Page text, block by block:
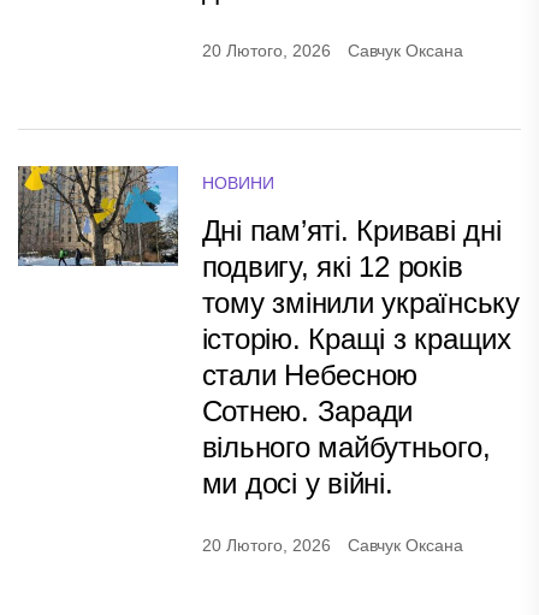
20 Лютого, 2026 Савчук Оксана
НОВИНИ
Дні пам’яті. Криваві дні
подвигу, які 12 років
тому змінили українську
історію. Кращі з кращих
стали Небесною
Сотнею. Заради
вільного майбутнього,
ми досі у війні.
20 Лютого, 2026 Савчук Оксана